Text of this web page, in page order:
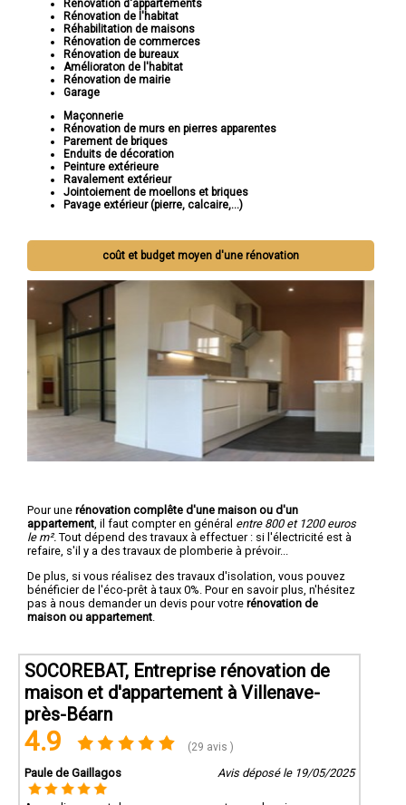
Rénovation d'appartements
Rénovation de l'habitat
Réhabilitation de maisons
Rénovation de commerces
Rénovation de bureaux
Amélioraton de l'habitat
Rénovation de mairie
Garage
Maçonnerie
Rénovation de murs en pierres apparentes
Parement de briques
Enduits de décoration
Peinture extérieure
Ravalement extérieur
Jointoiement de moellons et briques
Pavage extérieur (pierre, calcaire,...)
coût et budget moyen d'une rénovation
Pour une rénovation complête d'une maison ou d'un
appartement , il faut compter en général entre 800 et 1200 euros
le m². Tout dépend des travaux à effectuer : si l'électricité est à
refaire, s'il y a des travaux de plomberie à prévoir...
De plus, si vous réalisez des travaux d'isolation, vous pouvez
bénéficier de l'éco-prêt à taux 0%. Pour en savoir plus, n'hésitez
pas à nous demander un devis pour votre rénovation de
maison ou appartement
SOCOREBAT, Entreprise rénovation de
maison et d'appartement à Villenave-
près-Béarn
4.9 (29 avis )
Paule de Gaillagos Avis déposé le 19/05/2025